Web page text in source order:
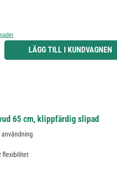
eller använd knapparna för att öka
LÄGG TILL I KUNDVAGNEN
65 cm, klippfärdig slipad
flexibilitet